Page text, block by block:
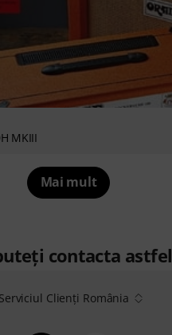
MKIII
Mai mult
contacta astfel
Serviciul Clienți România